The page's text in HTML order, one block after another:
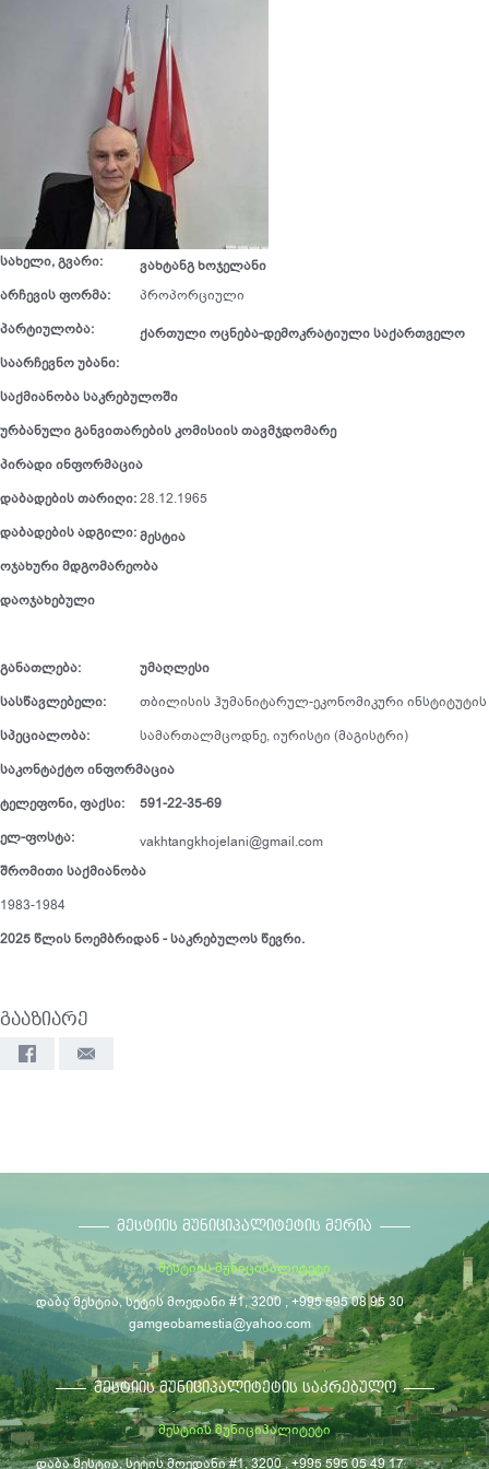
სახელი, გვარი:
ვახტანგ ხოჯელანი
არჩევისფორმა:
პროპორციული
პარტიულობა:
ქართული ოცნება-დემოკრატიული საქართველო
საარჩევნოუბანი:
საქმიანობასაკრებულოში
ურბანული განვითარების კომისიის თავმჯდომარე
პირადიინფორმაცია
დაბადებისთარიღი:28.12.1965
დაბადებისადგილი:მესტია
ოჯახურიმდგომარეობა
დაოჯახებული
განათლება:
უმაღლესი
სასწავლებელი:
თბილისის ჰუმანიტარულ-ეკონომიკური
სპეციალობა:
სამართალმცოდნე, იურისტი (მაგისტრი)
საკონტაქტოინფორმაცია
ტელეფონი,ფაქსი:
591-22-35-69
ელ-ფოსტა:
vakhtangkhojelani@gmail.com
შრომითი საქმიანობა
1983-1984
2025 წლის ნოემბრიდან - საკრებულოს წევრი.
გააზიარე
ᲛᲔᲡᲢᲘᲘᲡ ᲛᲣᲜᲘᲪᲘᲞᲐᲚᲘᲢᲔᲢᲘᲡ ᲛᲔᲠᲘᲐ
მესტიის მუნიციპალიტეტი
დაბა მესტია, სეტის მოედანი #1, 3200 , +995 595 08 95 30
gamgeobamestia@yahoo.com
ᲛᲔᲡᲢᲘᲘᲡ ᲛᲣᲜᲘᲪᲘᲞᲐᲚᲘᲢᲔᲢᲘᲡ ᲡᲐᲙᲠᲔᲑᲣᲚᲝ
მესტიის მუნიციპალიტეტი
დაბა მესტია, სეტის მოედანი #1, 3200 , +995 595 05 49 17